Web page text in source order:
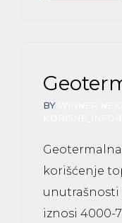
BY
korišćenje
unutrašnosti
iznosi 4000-